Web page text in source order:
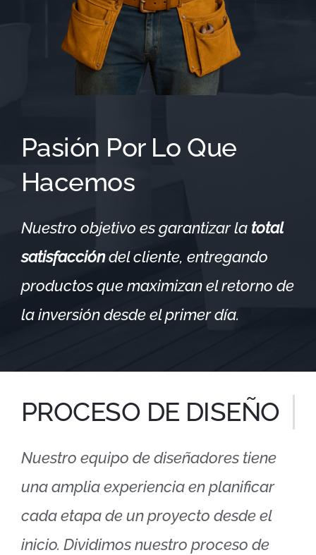
Pasión Por Lo Que
Hacemos
Nuestro objetivo es garantizar la total
satisfaccióndel cliente, entregando
productos que maximizan el retorno de
la inversión desde el primer día.
PROCESO DE DISEÑO
Nuestro equipo de diseñadores tiene
una amplia experiencia en planificar
cada etapa de un proyecto desde el
inicio. Dividimos nuestro proceso de